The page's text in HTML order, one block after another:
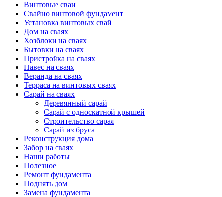
Винтовые сваи
Свайно винтовой фундамент
Установка винтовых свай
Дом на сваях
Хозблоки на сваях
Бытовки на сваях
Пристройка на сваях
Навес на сваях
Веранда на сваях
Терраса на винтовых сваях
Cарай на сваях
Деревянный сарай
Сарай с односкатной крышей
Строительство сарая
Сарай из бруса
Реконструкция дома
Забор на сваях
Наши работы
Полезное
Ремонт фундамента
Поднять дом
Замена фундамента